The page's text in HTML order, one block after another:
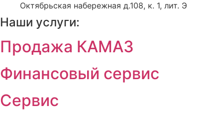
Октябрьская набережная д.108, к. 1, лит. Э
Наши услуги:
Продажа КАМАЗ
Финансовый сервис
Сервис